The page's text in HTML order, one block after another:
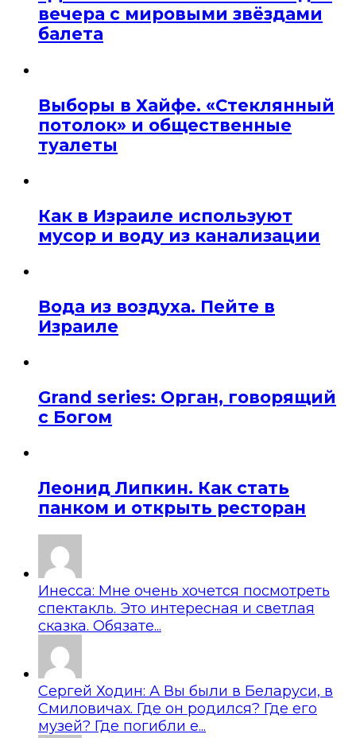
вечера с мировыми звёздами
балета
Выборы в Хайфе. «Стеклянный
потолок» и общественные
туалеты
Как в Израиле используют
мусор и воду из канализации
Вода из воздуха. Пейте в
Израиле
Grand series: Орган, говорящий
с Богом
Леонид Липкин. Как стать
панком и открыть ресторан
Инесса: Мне очень хочется посмотреть
спектакль. Это интересная и светлая
сказка. Обязате...
Сергей Ходин: А Вы были в Беларуси, в
Смиловичах. Где он родился? Где его
музей? Где погибли е...